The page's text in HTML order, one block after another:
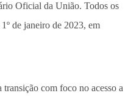
Oficial da União. Todos os
de janeiro de 2023, em
com foco no acesso a